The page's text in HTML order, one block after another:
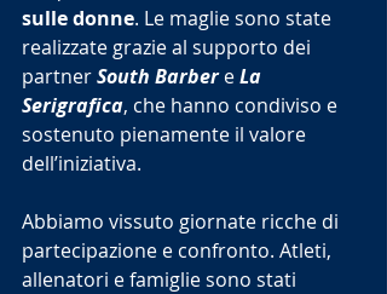
sulle donne. Le maglie sono state
realizzate grazie al supporto dei
partner South Barber e La
Serigrafica, che hanno condiviso e
sostenuto pienamente il valore
dell’iniziativa.
Abbiamo vissuto giornate ricche di
partecipazione e confronto. Atleti,
allenatori e famiglie sono stati